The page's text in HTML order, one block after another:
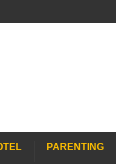
PARENTING